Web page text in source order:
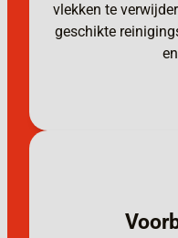
vlekken te
geschikte